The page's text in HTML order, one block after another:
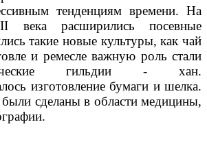
тенденциям времени. На
века расширились посевные
такие новые культуры, как чай
и ремесле важную роль стали
гильдии - хан.
изготовление бумаги и шелка.
сделаны в области медицины,